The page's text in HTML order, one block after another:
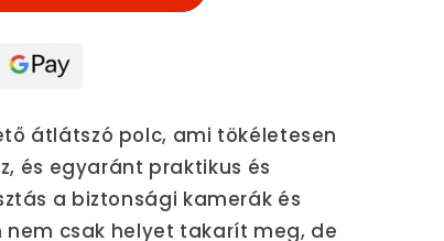
átlátszó polc, ami tökéletesen
és egyaránt praktikus és
a biztonsági kamerák és
csak helyet takarít meg, de